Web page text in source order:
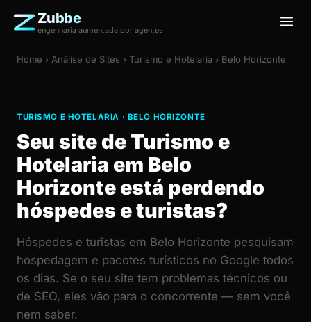
Zubbe
engenharia aumentada por agentes
Home › Análise de Sites › Turismo e Hotelaria › Belo Horizonte
TURISMO E HOTELARIA · BELO HORIZONTE
Seu site de Turismo e
Hotelaria em Belo
Horizonte está perdendo
hóspedes e turistas?
Hóspedes e turistas em Belo Horizonte pesquisam
hospedagem e pacotes turísticos no Google todos
os dias. Se o seu site tem problemas técnicos ou
de SEO, eles vão para o concorrente — sem você
nem saber.